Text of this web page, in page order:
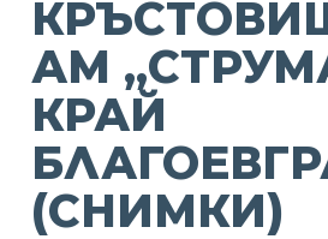
АМ
КРАЙ
(СНИМКИ)